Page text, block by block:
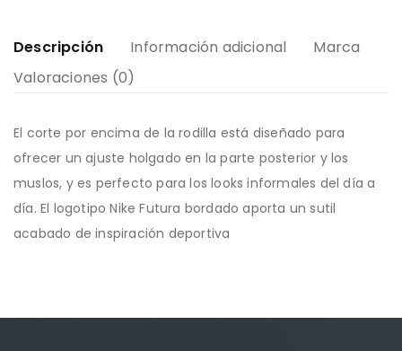
Descripción Información adicional
Marca
Valoraciones (0)
El corte por encima de la rodilla está diseñado para
ofrecer un ajuste holgado en la parte posterior y los
muslos, y es perfecto para los looks informales del día a
día. El logotipo Nike Futura bordado aporta un sutil
acabado de inspiración deportiva